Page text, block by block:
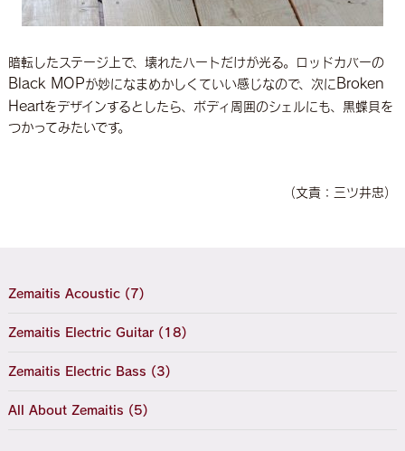
暗転したステージ上で、壊れたハートだけが光る。ロッドカバーの
Black MOPが妙になまめかしくていい感じなので、次に Broken
Heartをデザインするとしたら、ボディ周囲のシェルにも、黒蝶貝を
つかってみたいです。
（文責：三ツ井忠）
Zemaitis Acoustic (7)
Zemaitis Electric Guitar (18)
Zemaitis Electric Bass (3)
All About Zemaitis (5)